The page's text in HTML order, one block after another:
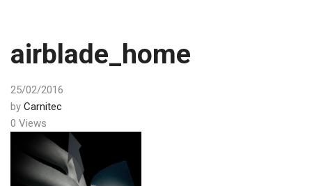
airblade_home
25/02/2016
by Carnitec
0 Views